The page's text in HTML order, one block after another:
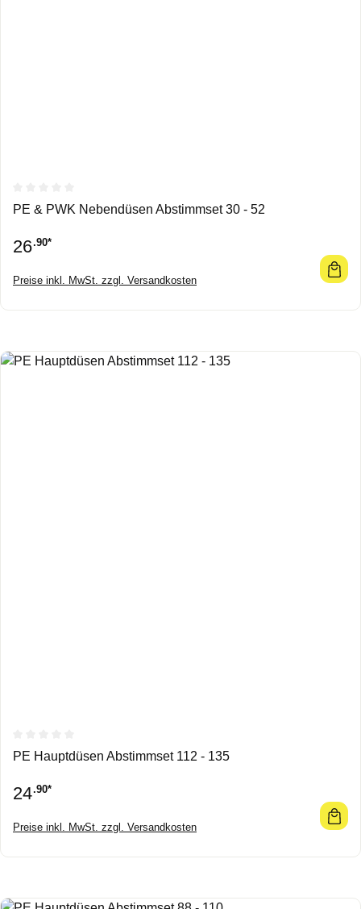
Durchschnittliche Bewertung von 0 von 5 Sternen
PE & PWK Nebendüsen Abstimmset 30 - 52
26.90*
Preise inkl. MwSt. zzgl. Versandkosten
Durchschnittliche Bewertung von 0 von 5 Sternen
PE Hauptdüsen Abstimmset 112 - 135
24.90*
Preise inkl. MwSt. zzgl. Versandkosten